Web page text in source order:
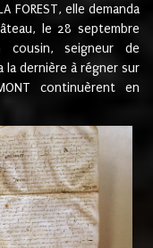
FOREST, elle demanda
le 28 septembre
cousin, seigneur de
la dernière à régner sur
continuèrent en